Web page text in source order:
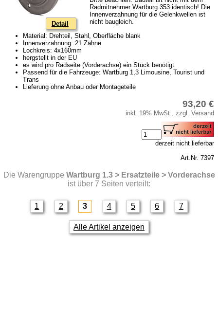
Detail
Radmitnehmer Wartburg 353 identisch! Die
Innenverzahnung für die Gelenkwellen ist
nicht baugleich.
Material: Drehteil, Stahl, Oberfläche blank
Innenverzahnung: 21 Zähne
Lochkreis: 4x160mm
hergstellt in der EU
es wird pro Radseite (Vorderachse) ein Stück benötigt
Passend für die Fahrzeuge: Wartburg 1,3 Limousine, Tourist und
Trans
Lieferung ohne Anbau oder Montageteile
93,20 €
inkl. 19% MwSt., zzgl. Versand
derzeit nicht lieferbar
Art.Nr. 7397
Die Warengruppe Wartburg 1.3 > Ersatzteile > Vorderachse
ist über 7 Seiten verteilt:
1 2 3 4 5 6 7
Alle Artikel anzeigen